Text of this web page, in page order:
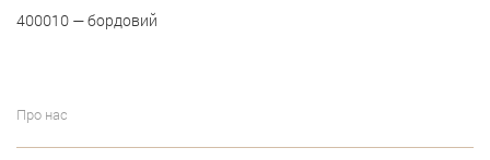
400010 — бордовий
Про нас